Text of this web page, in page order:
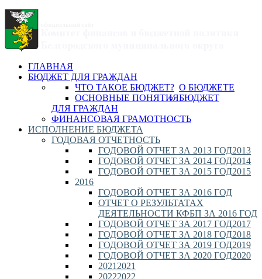
ГЛАВНАЯ
БЮДЖЕТ ДЛЯ ГРАЖДАН
О БЮДЖЕТЕ
ЧТО ТАКОЕ БЮДЖЕТ?
ОСНОВНЫЕ ПОНЯТИЯБЮДЖЕТ
ДЛЯ ГРАЖДАН
ФИНАНСОВАЯ ГРАМОТНОСТЬ
ИСПОЛНЕНИЕ БЮДЖЕТА
ГОДОВАЯ ОТЧЕТНОСТЬ
2013
ГОДОВОЙ ОТЧЕТ ЗА 2013 ГОД
2014
ГОДОВОЙ ОТЧЕТ ЗА 2014 ГОД
2015
ГОДОВОЙ ОТЧЕТ ЗА 2015 ГОД
2016
ГОДОВОЙ ОТЧЕТ ЗА 2016 ГОД
ОТЧЕТ О РЕЗУЛЬТАТАХ
ДЕЯТЕЛЬНОСТИ КФБП ЗА 2016 ГОД
2017
ГОДОВОЙ ОТЧЕТ ЗА 2017 ГОД
2018
ГОДОВОЙ ОТЧЕТ ЗА 2018 ГОД
2019
ГОДОВОЙ ОТЧЕТ ЗА 2019 ГОД
2020
ГОДОВОЙ ОТЧЕТ ЗА 2020 ГОД
2021
2021
2022
2022